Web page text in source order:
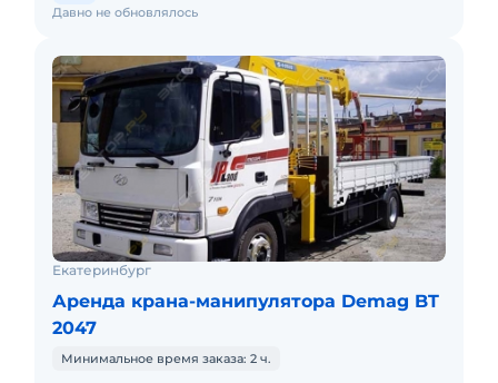
Давно не обновлялось
Екатеринбург
Аренда крана-манипулятора Demag BT
2047
Минимальное время заказа: 2 ч.